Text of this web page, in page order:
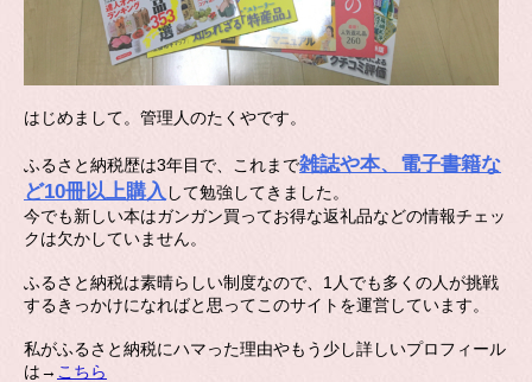
はじめまして。管理人のたくやです。
ふるさと納税歴は3年目で、これまで雑誌や本、電子書籍な
ど10冊以上購入 して勉強してきました。
今でも新しい本はガンガン買ってお得な返礼品などの情報チェッ
クは欠かしていません。
ふるさと納税は素晴らしい制度なので、1人でも多くの人が挑戦
するきっかけになればと思ってこのサイトを運営しています。
私がふるさと納税にハマった理由やもう少し詳しいプロフィール
は→ こちら